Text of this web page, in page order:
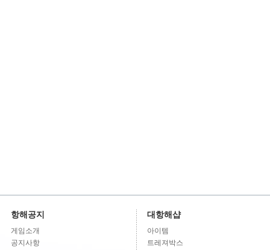
항해공지
게임소개
공지사항
대항해샵
아이템
트레져박스